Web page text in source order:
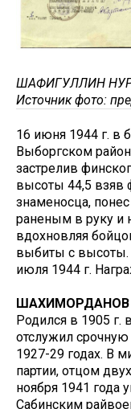
ШАФИГУЛЛИН
Источник фото:
16 июня 1944 г. в
Выборгском
застрелив
высоты 44,5 взяв
знаменосца,
раненым в руку и
вдохновляя
выбиты с высоты.
июля 1944 г.
Родился в 1905 г.
отслужил
1927-29 годах. В
партии, отцом
ноября 1941 года
Сабинским